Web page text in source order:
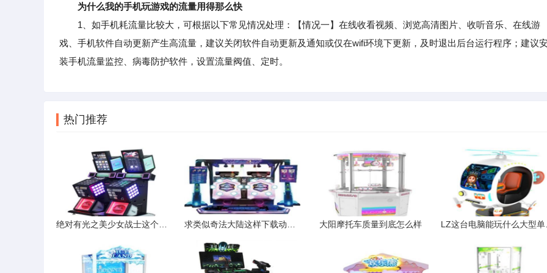
为什么我的手机玩游戏的流量用得那么快
1、如手机耗流量比较大，可根据以下常见情况处理：【情况一】在线收看视频、浏览高清图片、收听音乐、在线游
戏、手机软件自动更新产生高流量，建议关闭软件自动更新及通知或仅在wifi环境下更新，及时退出后台运行程序；建议
装手机流量监控、病毒防护软件，设置流量阀值、定时。
热门推荐
大阳摩托车质量到底怎么样